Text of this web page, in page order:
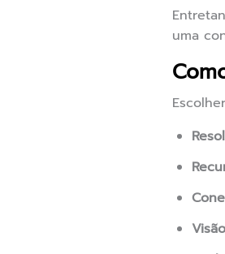
uma